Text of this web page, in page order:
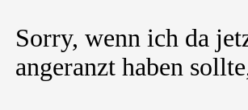
Sorry, wenn ich da
angeranzt haben